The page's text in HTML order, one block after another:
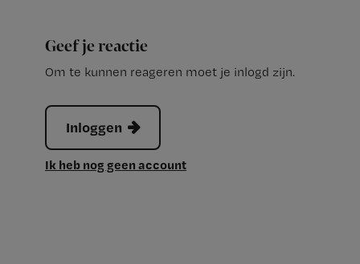
Geef je reactie
Om te kunnen reageren moet je inlogd zijn.
Inloggen
Ik heb nog geen account